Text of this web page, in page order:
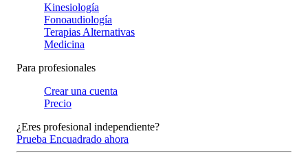
Kinesiología
Fonoaudiología
Terapias Alternativas
Medicina
Para profesionales
Crear una cuenta
Precio
¿Eres profesional independiente?
Prueba Encuadrado ahora